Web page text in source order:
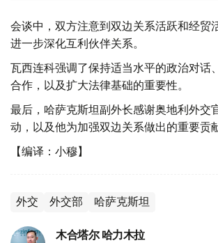
会谈中，双方注意到双边关系活跃和经贸
进一步深化互利伙伴关系。
瓦西连科强调了保持适当水平的政治对话
合作，以及扩大法律基础的重要性。
最后，哈萨克斯坦副外长感谢奥地利外交
动，以及他为加强双边关系做出的重要贡献
【编译：小穆】
外交 外交部 哈萨克斯坦
木合塔尔 哈力木拉